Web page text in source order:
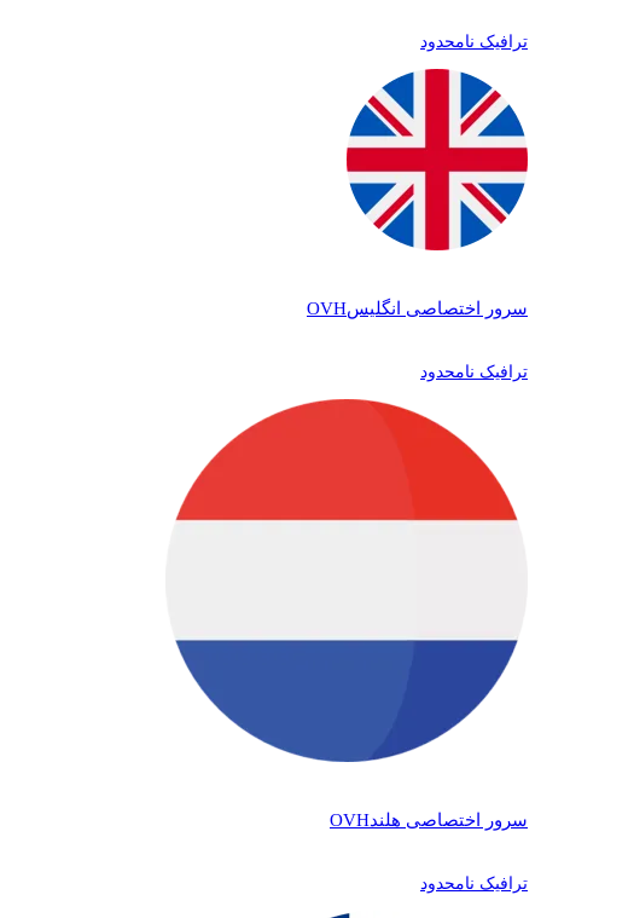
ترافیک نامحدود
سرور اختصاصی انگلیسOVH
ترافیک نامحدود
سرور اختصاصی هلندOVH
ترافیک نامحدود